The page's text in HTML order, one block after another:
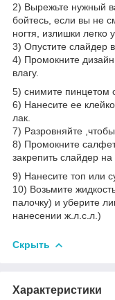
2) Вырежьте нужный
бойтесь, если вы не
ногтя, излишки легко
3) Опустите слайдер
4) Промокните
влагу.
5) снимите пинцетом
6) Нанесите ее
лак.
7) Разровняйте
8) Промокните
закрепить слайдер на
9) Нанесите топ или
10) Возьмите
палочку) и уберите
нанесении ж.л.с.л.)
Скрыть
Характеристики